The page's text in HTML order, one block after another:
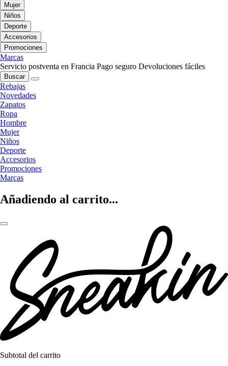
Mujer
Niños
Deporte
Accesorios
Promociones
Marcas
Servicio postventa en Francia Pago seguro Devoluciones fáciles
Buscar
Rebajas
Novedades
Zapatos
Ropa
Hombre
Mujer
Niños
Deporte
Accesorios
Promociones
Marcas
Añadiendo al carrito...
Subtotal del carrito